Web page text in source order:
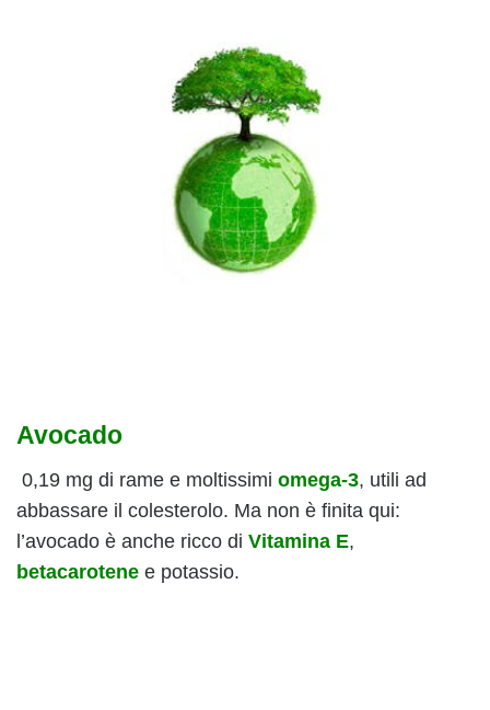
Avocado
0,19 mg di rame e moltissimi omega-3, utili ad
abbassare il colesterolo. Ma non è finita qui:
l’avocado è anche ricco di Vitamina E,
betacarotene e potassio.